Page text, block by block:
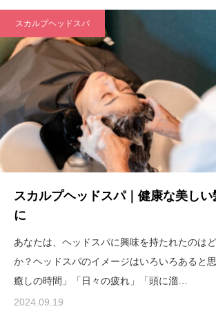
スカルプヘッドスパ
スカルプヘッドスパ｜健康な美し
に
あなたは、ヘッドスパに興味を持たれたのは
か？ヘッドスパのイメージはいろいろあると
癒しの時間」「日々の疲れ」「頭に溜…
2024.09.19